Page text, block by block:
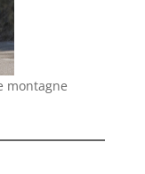
montagne